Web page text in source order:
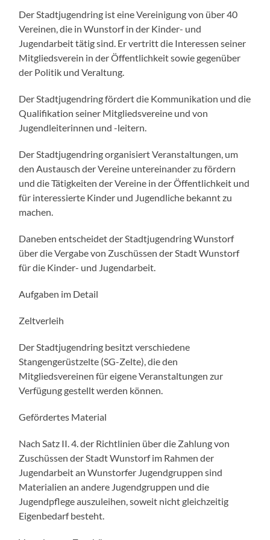
Der Stadtjugendring ist eine Vereinigung von über 40
Vereinen, die in Wunstorf in der Kinder- und
Jugendarbeit tätig sind. Er vertritt die Interessen seiner
Mitgliedsverein in der Öffentlichkeit sowie gegenüber
der Politik und Veraltung.
Der Stadtjugendring fördert die Kommunikation und die
Qualifikation seiner Mitgliedsvereine und von
Jugendleiterinnen und -leitern.
Der Stadtjugendring organisiert Veranstaltungen, um
den Austausch der Vereine untereinander zu fördern
und die Tätigkeiten der Vereine in der Öffentlichkeit und
für interessierte Kinder und Jugendliche bekannt zu
machen.
Daneben entscheidet der Stadtjugendring Wunstorf
über die Vergabe von Zuschüssen der Stadt Wunstorf
für die Kinder- und Jugendarbeit.
Aufgaben im Detail
Zeltverleih
Der Stadtjugendring besitzt verschiedene
Stangengerüstzelte (SG-Zelte), die den
Mitgliedsvereinen für eigene Veranstaltungen zur
Verfügung gestellt werden können.
Gefördertes Material
Nach Satz II. 4. der Richtlinien über die Zahlung von
Zuschüssen der Stadt Wunstorf im Rahmen der
Jugendarbeit an Wunstorfer Jugendgruppen sind
Materialien an andere Jugendgruppen und die
Jugendpflege auszuleihen, soweit nicht gleichzeitig
Eigenbedarf besteht.